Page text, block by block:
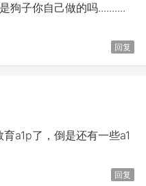
狗子你自己做的吗..........
回复
a1p了，倒是还有一些a1
回复